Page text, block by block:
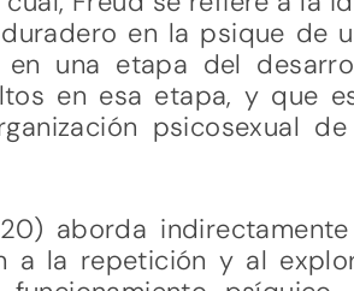
en la psique de
una etapa del
en esa etapa, y que
psicosexual
aborda
a la repetición y al